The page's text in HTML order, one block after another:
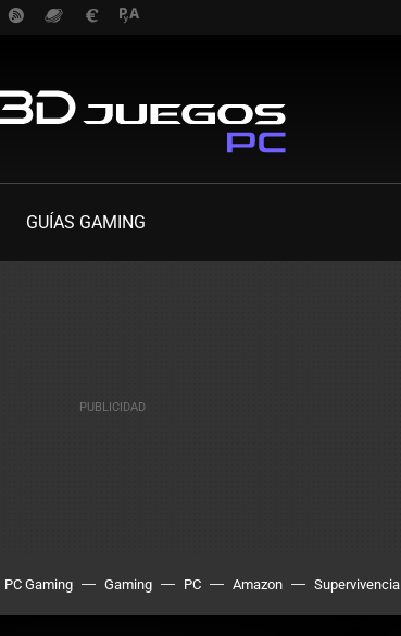
GUÍAS GAMING
PC Gaming Gaming PC Amazon Supervivencia